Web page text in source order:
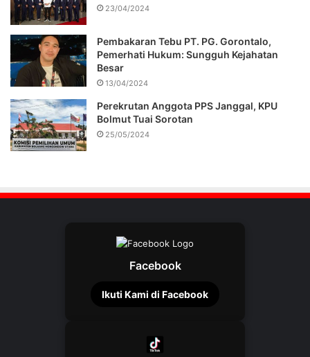
23/04/2024
Pembakaran Tebu PT. PG. Gorontalo,
Pemerhati Hukum: Sungguh Kejahatan
Besar
13/04/2024
Perekrutan Anggota PPS Janggal, KPU
Bolmut Tuai Sorotan
25/05/2024
Facebook
Ikuti Kami di Facebook